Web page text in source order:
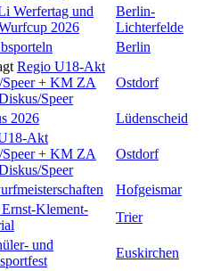
Werfertag und
2026
Berlin-
Lichterfelde
Berlin
Regio U18-Akt
Speer + KM ZA
Speer
Ostdorf
2026 Lüdenscheid
Akt
Speer + KM ZA
Speer
Ostdorf
Hofgeismar
Klement-
Trier
und
Euskirchen